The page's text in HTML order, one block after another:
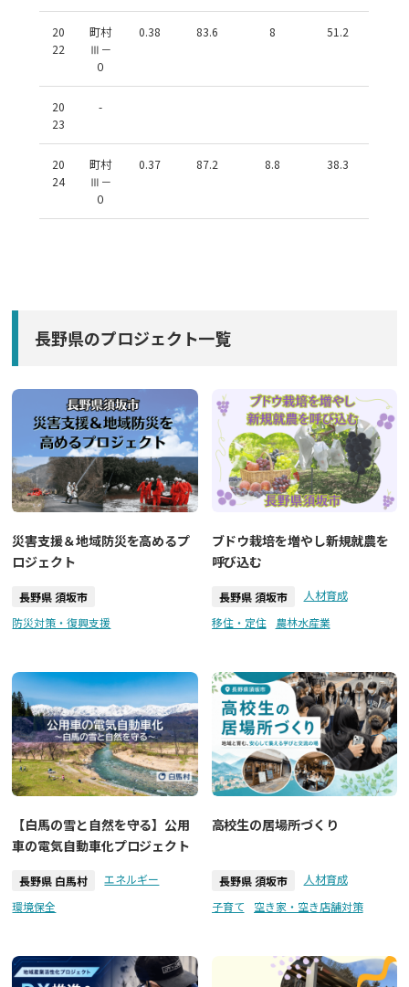
20
22
町村
Ⅲ－
０
0.38 83.6 8 51.2
20
23
-
20
24
町村
Ⅲ－
０
0.37 87.2 8.8 38.3
長野県のプロジェクト一覧
災害支援＆地域防災を高めるプ
ロジェクト
長野県 須坂市
防災対策・復興支援
ブドウ栽培を増やし新規就農を
呼び込む
長野県 須坂市
人材育成
移住・定住
農林水産業
【白馬の雪と自然を守る】公用
車の電気自動車化プロジェクト
長野県 白馬村
エネルギー
環境保全
高校生の居場所づくり
長野県 須坂市
人材育成
子育て
空き家・空き店舗対策